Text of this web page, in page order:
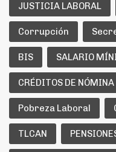
JUSTICIA LABORAL
Corrupción
BIS SALARIO
CRÉDITOS DE NÓMINA
Pobreza Laboral
TLCAN